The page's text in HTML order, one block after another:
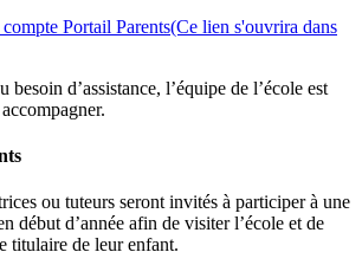
Portail Parents(Ce lien s'ouvrira dans
besoin d’assistance, l’équipe de l’école est
ou tuteurs seront invités à participer à une
début d’année afin de visiter l’école et de
titulaire de leur enfant.